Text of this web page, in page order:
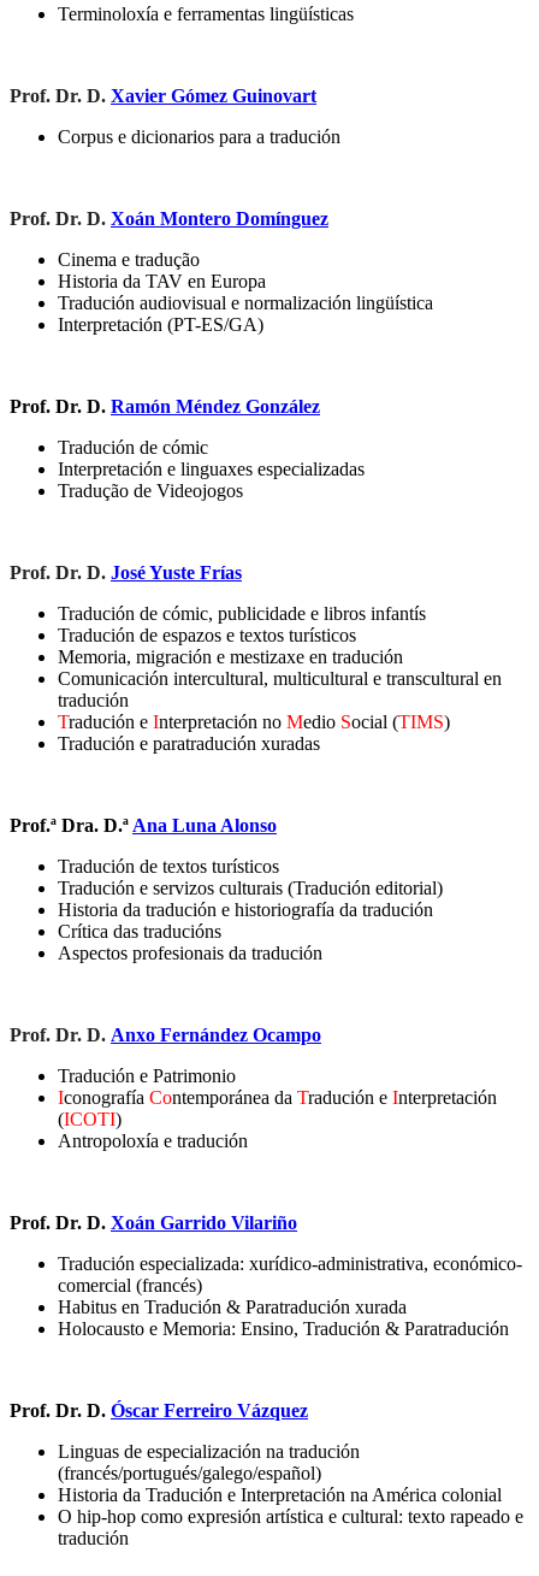
Terminoloxía e ferramentas lingüísticas
Prof. Dr. D. Xavier Gómez Guinovart
Corpus e dicionarios para a tradución
Prof. Dr. D. Xoán Montero Domínguez
Cinema e tradução
Historia da TAV en Europa
Tradución audiovisual e normalización lingüística
Interpretación (PT-ES/GA)
Prof. Dr. D. Ramón Méndez González
Tradución de cómic
Interpretación e linguaxes especializadas
Tradução de Videojogos
Prof. Dr. D. José Yuste Frías
Tradución de cómic, publicidade e libros infantís
Tradución de espazos e textos turísticos
Memoria, migración e mestizaxe en tradución
Comunicación intercultural, multicultural e transcultural en
tradución
Tradución e Interpretación no Medio Social (TIMS)
Tradución e paratradución xuradas
Prof.ª Dra. D.ª Ana Luna Alonso
Tradución de textos turísticos
Tradución e servizos culturais (Tradución editorial)
Historia da tradución e historiografía da tradución
Crítica das traducións
Aspectos profesionais da tradución
Prof. Dr. D. Anxo Fernández Ocampo
Tradución e Patrimonio
Iconografía Contemporánea da Tradución e Interpretación
(ICOTI)
Antropoloxía e tradución
Prof. Dr. D. Xoán Garrido Vilariño
Tradución especializada: xurídico-administrativa, económico-
comercial (francés)
Habitus en Tradución & Paratradución xurada
Holocausto e Memoria: Ensino, Tradución & Paratradución
Prof. Dr. D. Óscar Ferreiro Vázquez
Linguas de especialización na tradución
(francés/portugués/galego/español)
Historia da Tradución e Interpretación na América colonial
O hip-hop como expresión artística e cultural: texto rapeado e
tradución